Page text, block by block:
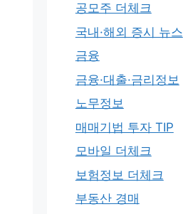
공모주 더체크
국내·해외 증시 뉴스
금융
금융·대출·금리정보
노무정보
매매기법 투자 TIP
모바일 더체크
보험정보 더체크
부동산 경매